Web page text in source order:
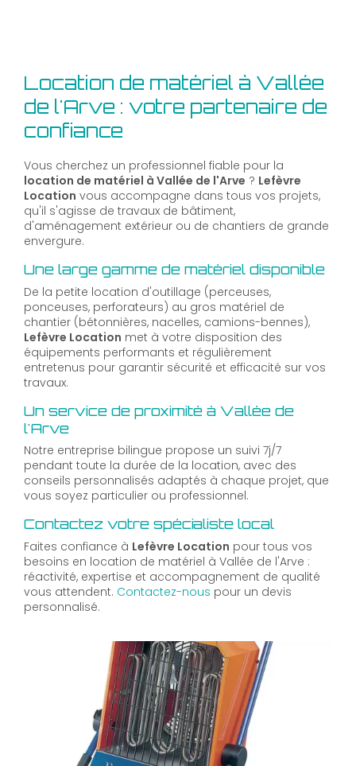
Location de matériel à Vallée
de l'Arve : votre partenaire de
confiance
Vous cherchez un professionnel fiable pour la
location de matériel à Vallée de l'Arve ? Lefèvre
Location vous accompagne dans tous vos projets,
qu'il s'agisse de travaux de bâtiment,
d'aménagement extérieur ou de chantiers de grande
envergure.
Une large gamme de matériel disponible
De la petite location d'outillage (perceuses,
ponceuses, perforateurs) au gros matériel de
chantier (bétonnières, nacelles, camions-bennes),
Lefèvre Location met à votre disposition des
équipements performants et régulièrement
entretenus pour garantir sécurité et efficacité sur vos
travaux.
Un service de proximité à Vallée de
l'Arve
Notre entreprise bilingue propose un suivi 7j/7
pendant toute la durée de la location, avec des
conseils personnalisés adaptés à chaque projet, que
vous soyez particulier ou professionnel.
Contactez votre spécialiste local
Faites confiance à Lefèvre Location pour tous vos
besoins en location de matériel à Vallée de l'Arve :
réactivité, expertise et accompagnement de qualité
vous attendent. Contactez-nous pour un devis
personnalisé.